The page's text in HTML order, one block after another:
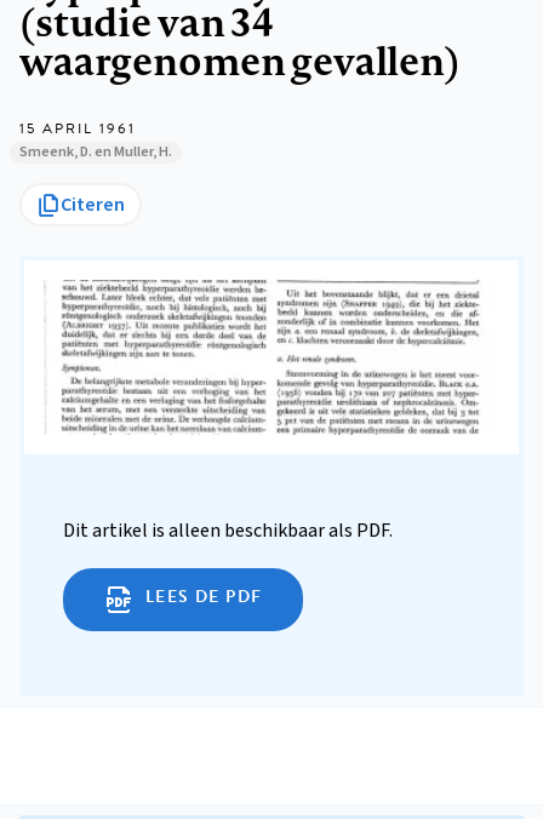
(studie van 34
waargenomen gevallen)
15 APRIL 1961
Smeenk, D. en Muller, H.
Citeren
Dit artikel is alleen beschikbaar als PDF.
LEES DE PDF